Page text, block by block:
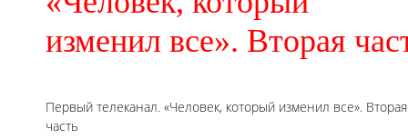
изменил все». Вторая
Первый телеканал. «Человек, который изменил все». Вторая
часть